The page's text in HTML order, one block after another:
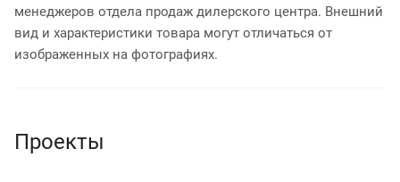
менеджеров отдела продаж дилерского центра. Внешний
вид и характеристики товара могут отличаться от
изображенных на фотографиях.
Проекты